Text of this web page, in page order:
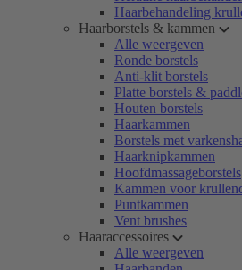
Haarbehandeling
Haarborstels & kammen
Alle weergeven
Ronde borstels
Anti-klit borstels
Platte borstels &
Houten borstels
Haarkammen
Borstels met
Haarknipkammen
Hoofdmassageborstels
Kammen voor
Puntkammen
Vent brushes
Haaraccessoires
Alle weergeven